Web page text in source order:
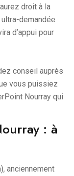
droit à la
demandée
d’appui pour
conseil auprès
vous puissiez
Nourray qui
: à
anciennement